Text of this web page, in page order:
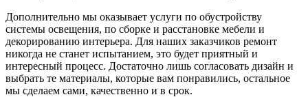
Дополнительно мы оказывает услуги по обустройству
системы освещения, по сборке и расстановке мебели и
декорированию интерьера. Для наших заказчиков ремонт
никогда не станет испытанием, это будет приятный и
интересный процесс. Достаточно лишь согласовать дизайн и
выбрать те материалы, которые вам понравились, остальное
мы сделаем сами, качественно и в срок.